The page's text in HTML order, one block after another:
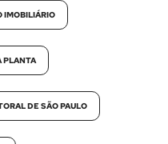
IMOBILIÁRIO
PLANTA
DE SÃO PAULO